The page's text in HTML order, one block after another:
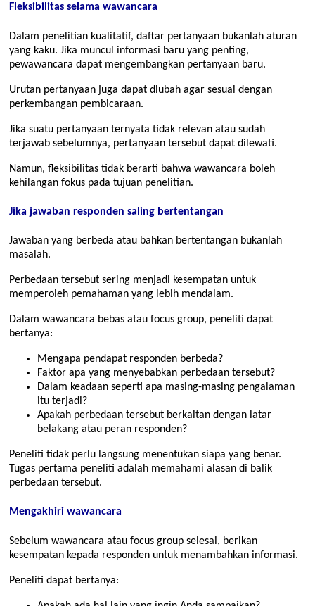
Fleksibilitas selama wawancara
Dalam penelitian kualitatif, daftar pertanyaan bukanlah aturan
yang kaku. Jika muncul informasi baru yang penting,
pewawancara dapat mengembangkan pertanyaan baru.
Urutan pertanyaan juga dapat diubah agar sesuai dengan
perkembangan pembicaraan.
Jika suatu pertanyaan ternyata tidak relevan atau sudah
terjawab sebelumnya, pertanyaan tersebut dapat dilewati.
Namun, fleksibilitas tidak berarti bahwa wawancara boleh
kehilangan fokus pada tujuan penelitian.
Jika jawaban responden saling bertentangan
Jawaban yang berbeda atau bahkan bertentangan bukanlah
masalah.
Perbedaan tersebut sering menjadi kesempatan untuk
memperoleh pemahaman yang lebih mendalam.
Dalam wawancara bebas atau focus group, peneliti dapat
bertanya:
Mengapa pendapat responden berbeda?
Faktor apa yang menyebabkan perbedaan tersebut?
Dalam keadaan seperti apa masing-masing pengalaman
itu terjadi?
Apakah perbedaan tersebut berkaitan dengan latar
belakang atau peran responden?
Peneliti tidak perlu langsung menentukan siapa yang benar.
Tugas pertama peneliti adalah memahami alasan di balik
perbedaan tersebut.
Mengakhiri wawancara
Sebelum wawancara atau focus group selesai, berikan
kesempatan kepada responden untuk menambahkan informasi.
Peneliti dapat bertanya: